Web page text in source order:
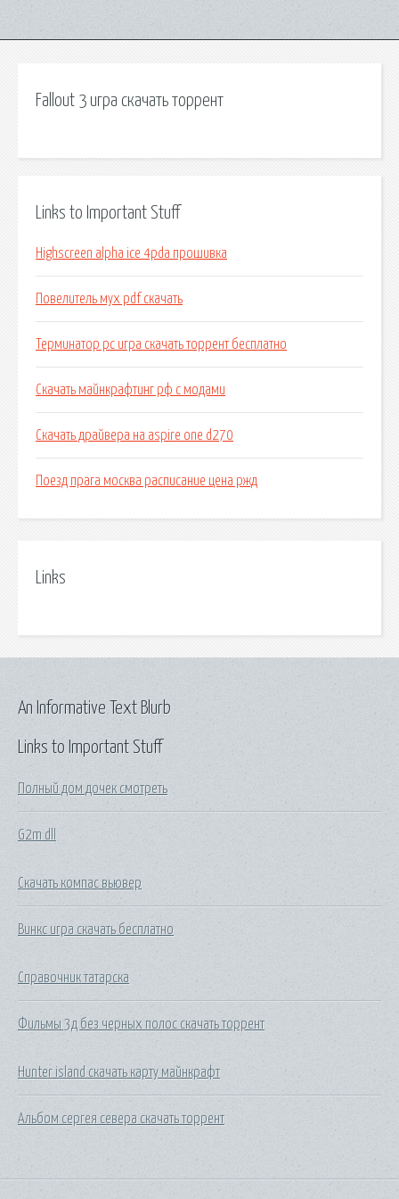
Fallout 3 игра скачать торрент
Links to Important Stuff
Highscreen alpha ice 4pda прошивка
Повелитель мух pdf скачать
Терминатор рс игра скачать торрент бесплатно
Скачать майнкрафтинг рф с модами
Скачать драйвера на aspire one d270
Поезд прага москва расписание цена ржд
Links
Links to Important Stuff
Полный дом дочек смотреть
G2m dll
Скачать компас вьювер
Винкс игра скачать бесплатно
Справочник татарска
Фильмы 3д без черных полос скачать торрент
Hunter island скачать карту майнкрафт
Альбом сергея севера скачать торрент
An Informative Text Blurb